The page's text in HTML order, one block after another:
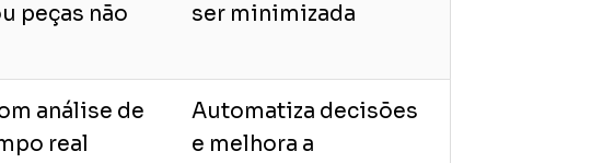
peças não
ser minimizada
análise de
real
Automatiza decisões
e melhora a